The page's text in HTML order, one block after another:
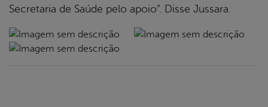
Secretaria de Saúde pelo apoio”. Disse Jussara.